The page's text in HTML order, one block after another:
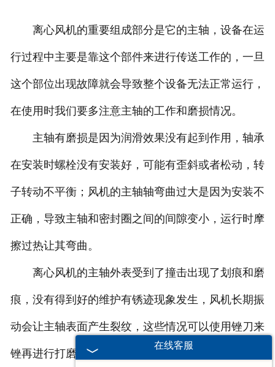
离心风机的重要组成部分是它的主轴，设备在运
行过程中主要是靠这个部件来进行传送工作的，一旦
这个部位出现故障就会导致整个设备无法正常运行，
在使用时我们要多注意主轴的工作和磨损情况。
主轴有磨损是因为润滑效果没有起到作用，轴承
在安装时螺栓没有安装好，可能有歪斜或者松动，转
子转动不平衡；风机的主轴轴弯曲过大是因为安装不
正确，导致主轴和密封圈之间的间隙变小，运行时摩
擦过热让其弯曲。
离心风机的主轴外表受到了撞击出现了划痕和磨
痕，没有得到好的维护有锈迹现象发生，风机长期振
动会让主轴表面产生裂纹，这些情况可以使用锉刀来
锉再进行打磨，如果痕迹比较严重就要换新的轴件
在线客服